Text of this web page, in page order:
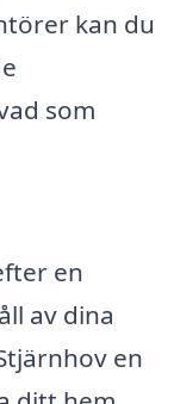
kan du
som
en
av dina
en